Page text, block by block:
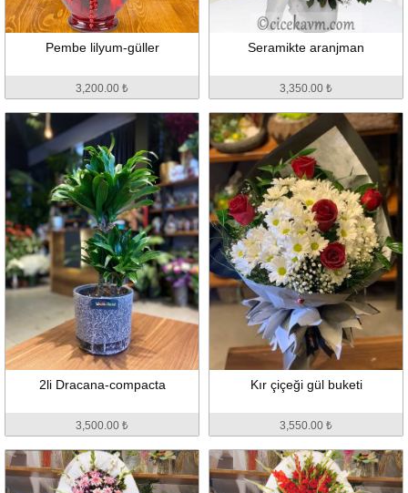
Pembe lilyum-güller
3,200.00 ₺
Seramikte aranjman
3,350.00 ₺
2li Dracana-compacta
3,500.00 ₺
Kır çiçeği gül buketi
3,550.00 ₺